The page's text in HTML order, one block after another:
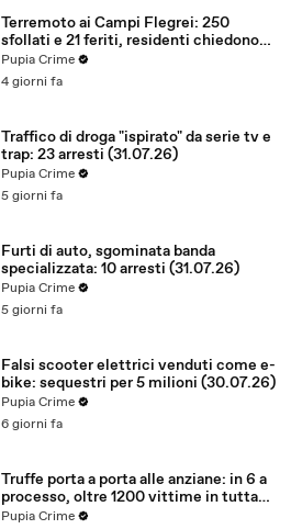
Terremoto ai Campi Flegrei: 250
sfollati e 21 feriti, residenti chiedono
certezze sul futuro (01.08.26)
Pupia Crime
4 giorni fa
Traffico di droga "ispirato" da serie tv e
trap: 23 arresti (31.07.26)
Pupia Crime
5 giorni fa
Furti di auto, sgominata banda
specializzata: 10 arresti (31.07.26)
Pupia Crime
5 giorni fa
Falsi scooter elettrici venduti come e-
bike: sequestri per 5 milioni (30.07.26)
Pupia Crime
6 giorni fa
Truffe porta a porta alle anziane: in 6 a
processo, oltre 1200 vittime in tutta
Italia (30.07.26)
Pupia Crime